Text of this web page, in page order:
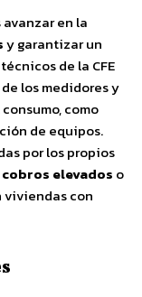
en la
y garantizar un
de la CFE
los medidores y
como
de equipos.
por los propios
cobros elevados o
viviendas con